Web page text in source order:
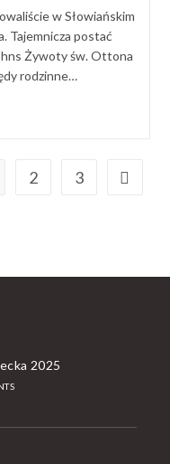
w Słowiańskim
Tajemnicza postać
Żywoty św. Ottona
rodzinne…
2 3
2025